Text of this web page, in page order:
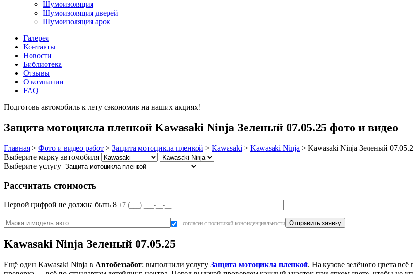
Шумоизоляция
Шумоизоляция дверей
Шумоизоляция арок
Галерея
Контакты
Новости
Библиотека
Отзывы
О компании
FAQ
Подготовь автомобиль к лету сэкономив на наших акциях!
Защита мотоцикла пленкой Kawasaki Ninja Зеленый 07.05.25 фото и видео
Главная > Фото и видео работ > Защита мотоцикла пленкой > Kawasaki > Kawasaki Ninja > Kawasaki Ninja Зеленый
Выберите марку автомобиля
Выберите услугу
Рассчитать стоимость
Первой цифрой не должна быть 8
согласен с политикой конфиденциальности
Kawasaki Ninja Зеленый 07.05.25
Ещё один Kawasaki Ninja в Автобеззабот: выполнили услугу Защита мотоцикла пленкой. На кузове зелёного цвета